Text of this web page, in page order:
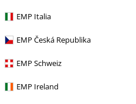
EMP Italia
EMP Česká Republika
EMP Schweiz
EMP Ireland
Camisetas